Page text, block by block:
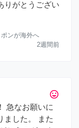
りがとうござい
ンが海外へ
2週間前
tag_faces
急なお願いに
ました。 また